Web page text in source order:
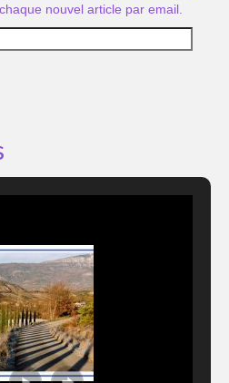
nouvel article par email.